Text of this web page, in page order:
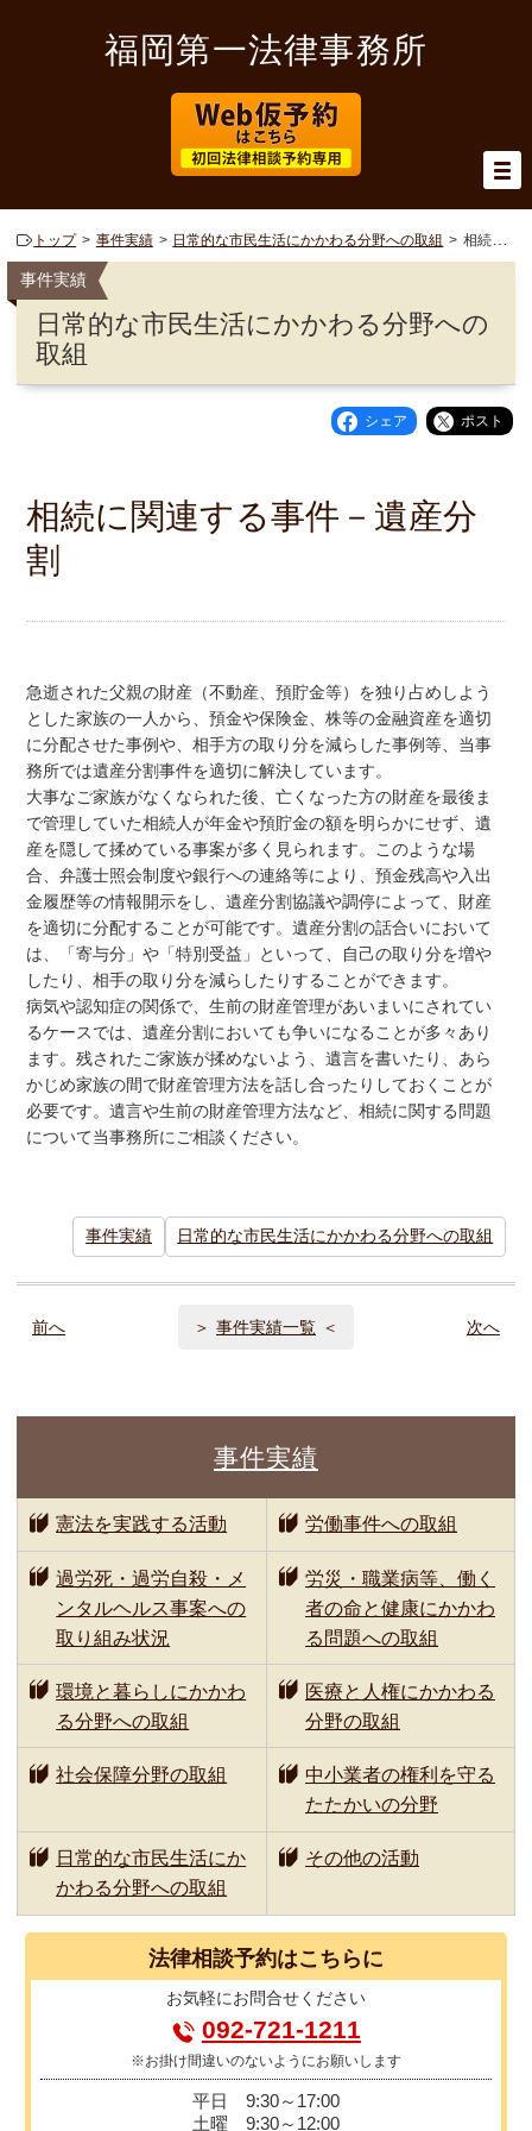
福岡第一法律事務所
トップ 事件実績 日常的な市民生活にかかわる分野への取組 相続に関連する事件－遺産分割
事件実績
日常的な市民生活にかかわる分野への
取組
シェア ポスト
相続に関連する事件－遺産分
割
急逝された父親の財産（不動産、預貯金等）を独り占めしよう
とした家族の一人から、預金や保険金、株等の金融資産を適切
に分配させた事例や、相手方の取り分を減らした事例等、当事
務所では遺産分割事件を適切に解決しています。
大事なご家族がなくなられた後、亡くなった方の財産を最後ま
で管理していた相続人が年金や預貯金の額を明らかにせず、遺
産を隠して揉めている事案が多く見られます。このような場
合、弁護士照会制度や銀行への連絡等により、預金残高や入出
金履歴等の情報開示をし、遺産分割協議や調停によって、財産
を適切に分配することが可能です。遺産分割の話合いにおいて
は、「寄与分」や「特別受益」といって、自己の取り分を増や
したり、相手の取り分を減らしたりすることができます。
病気や認知症の関係で、生前の財産管理があいまいにされてい
るケースでは、遺産分割においても争いになることが多々あり
ます。残されたご家族が揉めないよう、遺言を書いたり、あら
かじめ家族の間で財産管理方法を話し合ったりしておくことが
必要です。遺言や生前の財産管理方法など、相続に関する問題
について当事務所にご相談ください。
事件実績 日常的な市民生活にかかわる分野への取組
前へ 事件実績一覧 次へ
事件実績
憲法を実践する活動 労働事件への取組
過労死・過労自殺・メ
ンタルヘルス事案への
取り組み状況
労災・職業病等、働く
者の命と健康にかかわ
る問題への取組
環境と暮らしにかかわ
る分野への取組
医療と人権にかかわる
分野の取組
社会保障分野の取組
中小業者の権利を守る
たたかいの分野
日常的な市民生活にか
かわる分野への取組
その他の活動
法律相談予約はこちらに
お気軽にお問合せください
092-721-1211
※お掛け間違いのないようにお願いします
平日
9:30～17:00
土曜
9:30～12:00